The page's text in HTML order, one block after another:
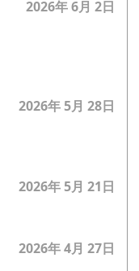
2026年 6月 2日
2026年 5月 28日
2026年 5月 21日
2026年 4月 27日